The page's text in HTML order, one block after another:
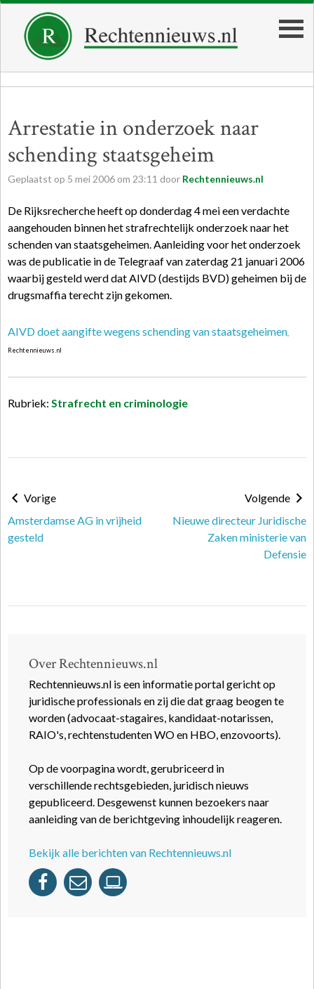
Arrestatie in onderzoek naar
schending staatsgeheim
Geplaatst op 5 mei 2006 om 23:11 door Rechtennieuws.nl
De Rijksrecherche heeft op donderdag 4 mei een verdachte
aangehouden binnen het strafrechtelijk onderzoek naar het
schenden van staatsgeheimen. Aanleiding voor het onderzoek
was de publicatie in de Telegraaf van zaterdag 21 januari 2006
waarbij gesteld werd dat AIVD (destijds BVD) geheimen bij de
drugsmaffia terecht zijn gekomen.
AIVD doet aangifte wegens schending van staatsgeheimen
Rechtennieuws.nl
Rubriek: Strafrecht en criminologie
Vorige
Amsterdamse AG in vrijheid
gesteld
Volgende
Nieuwe directeur Juridische
Zaken ministerie van
Defensie
Over Rechtennieuws.nl
Rechtennieuws.nl is een informatie portal gericht op
juridische professionals en zij die dat graag beogen te
worden (advocaat-stagaires, kandidaat-notarissen,
RAIO's, rechtenstudenten WO en HBO, enzovoorts).
Op de voorpagina wordt, gerubriceerd in
verschillende rechtsgebieden, juridisch nieuws
gepubliceerd. Desgewenst kunnen bezoekers naar
aanleiding van de berichtgeving inhoudelijk reageren.
Bekijk alle berichten van Rechtennieuws.nl